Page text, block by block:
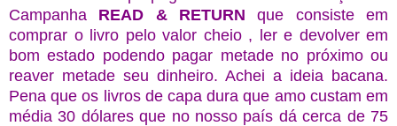
Campanha READ & RETURNque consiste em
comprar o livro pelo valor cheio , ler e devolver em
bom estado podendo pagar metade no próximo ou
reaver metade seu dinheiro. Achei a ideia bacana.
Pena que os livros de capa dura que amo custam em
média 30 dólares que no nosso país dá cerca de 75